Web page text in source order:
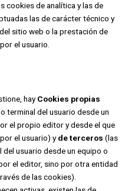
cookies de analítica y las de
las de carácter técnico y
sitio web o la prestación de
el usuario.
hayCookies propias
terminal del usuario desde un
el propio editor y desde el que
el usuario) yde terceros (las
del usuario desde un equipo o
el editor, sino por otra entidad
de las cookies).